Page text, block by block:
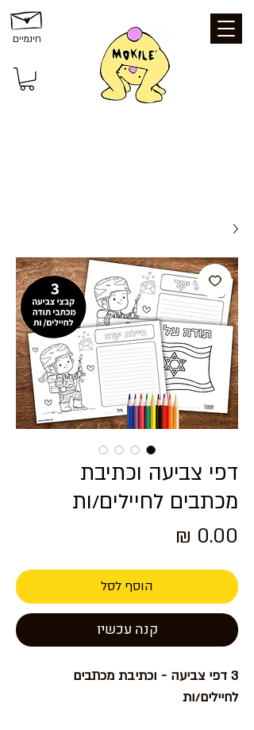
חינמיים
דפי צביעה וכתיבת
מכתבים לחיילים/ות
הוסף לסל
קנה עכשיו
3 דפי צביעה - וכתיבת מכתבים
לחיילים/ות